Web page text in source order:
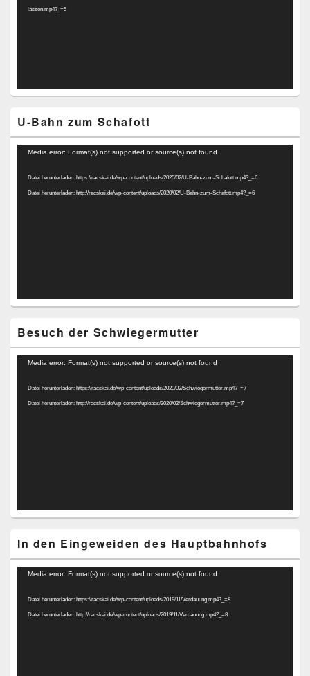
lassen.mp4?_=5
U-Bahn zum Schafott
Video-
Media error: Format(s) not supported or source(s) not found
Datei herunterladen: https://racskai.de/wp-content/uploads/2020/02/U-Bahn-zum-Schafott.mp4?_=6
Datei herunterladen: http://racskai.de/wp-content/uploads/2020/02/U-Bahn-zum-Schafott.mp4?_=6
Besuch der Schwiegermutter
Video-
Media error: Format(s) not supported or source(s) not found
Datei herunterladen: https://racskai.de/wp-content/uploads/2020/02/Schwiegermutter.mp4?_=7
Datei herunterladen: http://racskai.de/wp-content/uploads/2020/02/Schwiegermutter.mp4?_=7
In den Eingeweiden des Hauptbahnhofs
Video-
Media error: Format(s) not supported or source(s) not found
Datei herunterladen: https://racskai.de/wp-content/uploads/2019/11/Verdauung.mp4?_=8
Datei herunterladen: http://racskai.de/wp-content/uploads/2019/11/Verdauung.mp4?_=8